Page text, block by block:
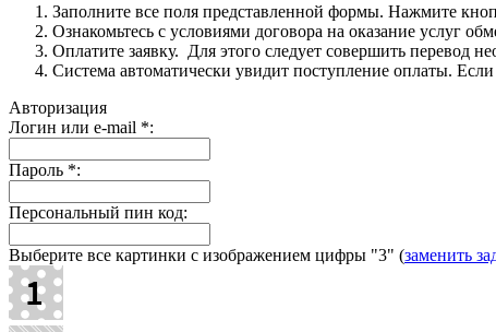
Заполните все поля представленной формы. Нажмите
Ознакомьтесь с условиями договора на оказание услуг
Оплатите заявку. Для этого следует совершить перевод
Система автоматически увидит поступление оплаты.
Авторизация
Логин или e-mail *:
Пароль *:
Персональный пин код:
Выберите все картинки с изображением цифры "3" (заменить